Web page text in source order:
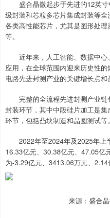
盛合晶微起步于先进的12英寸
级封装和芯粒多芯片集成封装等
各类高性能芯片，尤其是图形处
等。
近年来，人工智能、数据中心
应用，在全球范围内迎来历史性
电路先进封测产业的关键增长点和
完整的全流程先进封测产业链
封装环节，其中中段硅片加工是
环节，包括凸块制造和晶圆测试等。
2022年至2024年及2025年上
16.33亿元、30.38亿元、47.05亿
为-3.29亿元、3413.06万元、2.14
来源：盛合